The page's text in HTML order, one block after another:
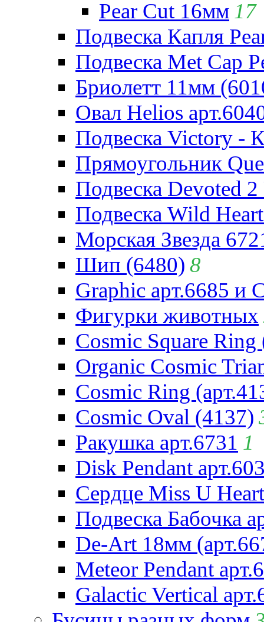
Pear Cut 16мм 17
Подвеска Капля
Подвеска Met Cap
Бриолетт 11мм
Овал Helios
Подвеска Victory -
Прямоугольник
Подвеска Devoted
Подвеска Wild
Морская Звезда
Шип (6480) 8
Graphic арт.6685 и
Фигурки животных
Cosmic Square Ring
Organic Cosmic
Cosmic Ring
Cosmic Oval (4137)
Ракушка арт.6731 1
Disk Pendant
Сердце Miss U
Подвеска Бабочка
De-Art 18мм
Meteor Pendant
Galactic Vertical